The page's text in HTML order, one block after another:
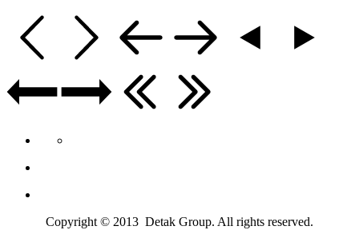
Copyright © 2013 Detak Group. All rights reserved.